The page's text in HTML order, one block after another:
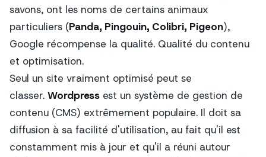
savons, ont les noms de certains animaux
particuliers (Panda, Pingouin, Colibri, Pigeon),
Google récompense la qualité. Qualité du contenu
et optimisation.
Seul un site vraiment optimisé peut se
classer. Wordpress est un système de gestion de
contenu (CMS) extrêmement populaire. Il doit sa
diffusion à sa facilité d'utilisation, au fait qu'il est
constamment mis à jour et qu'il a réuni autour